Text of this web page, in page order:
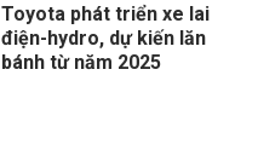
Toyota phát triển xe lai
điện-hydro, dự kiến lăn
bánh từ năm 2025